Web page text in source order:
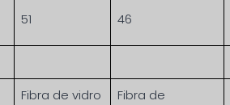
51 46
Fibra de vidro
Fibra de